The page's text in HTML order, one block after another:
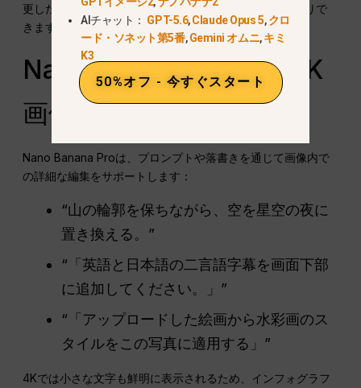
更したり、オブジェクトを置換したり、背景を強化したりで
きます。.
Nano Banana Proでの4K
画像編集
Nano Banana Proは、プロンプトや落書きを通じて画像内で
の詳細な編集をサポートします：
“山の輪郭を保ちながら、空を星空の夜に
置き換える。”
“「英語と日本語の二言語字幕を画面下部
に追加してください。」”
“「アップロードした絵画から水彩画のス
タイルをこの写真に適用する」”
4Kでは小さな文字も鮮明に表示されるため、インフォグラフ
AIチャット： GPT-5.6,Claude Opus 5,クロ
ード・ソネット第5番,Gemini オムニ,キミ
K3
50%オフ - 今すぐスタート